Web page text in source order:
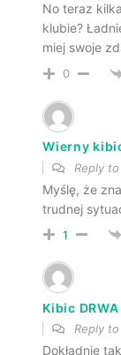
No teraz
klubie?
miej swoje
0
Wierny
Reply
Myślę, że
trudnej
1
Kibic DRWA
Reply to
Dokładnie